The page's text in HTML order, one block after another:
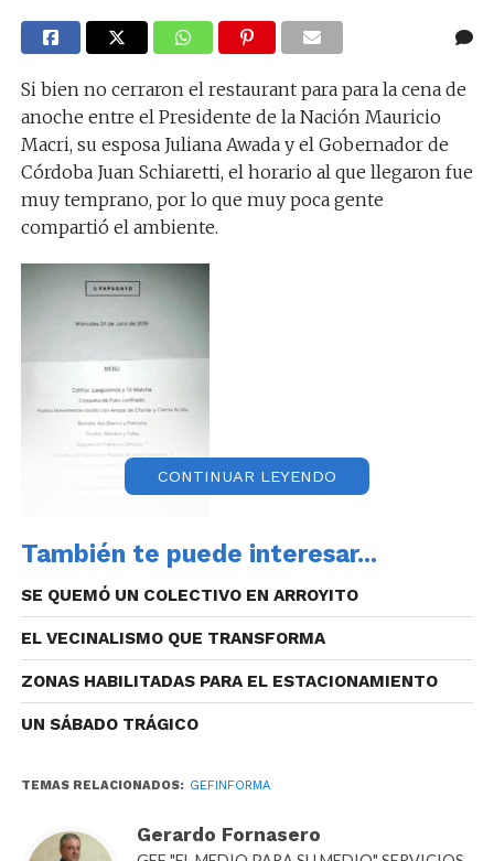
Si bien no cerraron el restaurant para para la cena de
anoche entre el Presidente de la Nación Mauricio
Macri, su esposa Juliana Awada y el Gobernador de
Córdoba Juan Schiaretti, el horario al que llegaron fue
muy temprano, por lo que muy poca gente
compartió el ambiente.
Según Marcos, el encargado del local, tenían reservas
a partir de la hora 21,30, mientras que los
mandatarios nacionales y provinciales estuvieron ahí
a la hora 20.
CONTINUAR LEYENDO
También te puede interesar...
SE QUEMÓ UN COLECTIVO EN ARROYITO
EL VECINALISMO QUE TRANSFORMA
ZONAS HABILITADAS PARA EL ESTACIONAMIENTO
UN SÁBADO TRÁGICO
TEMAS RELACIONADOS: GEFINFORMA
Gerardo Fornasero